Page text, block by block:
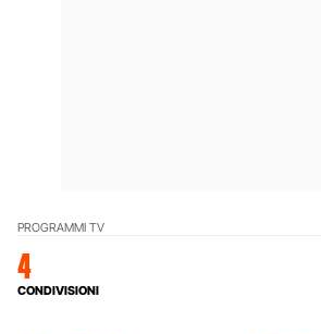
PROGRAMMI TV
4
CONDIVISIONI